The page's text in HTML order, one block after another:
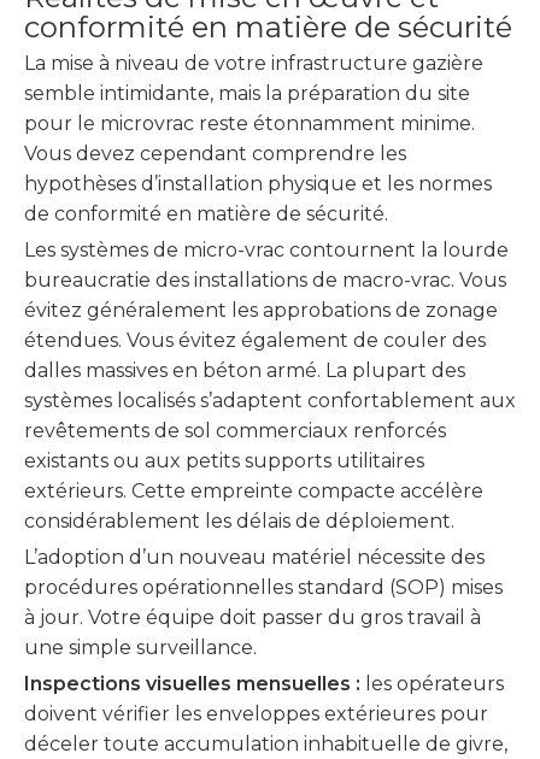
conformité en matière de sécurité
La mise à niveau de votre infrastructure gazière
semble intimidante, mais la préparation du site
pour le microvrac reste étonnamment minime.
Vous devez cependant comprendre les
hypothèses d’installation physique et les normes
de conformité en matière de sécurité.
Les systèmes de micro-vrac contournent la lourde
bureaucratie des installations de macro-vrac. Vous
évitez généralement les approbations de zonage
étendues. Vous évitez également de couler des
dalles massives en béton armé. La plupart des
systèmes localisés s’adaptent confortablement aux
revêtements de sol commerciaux renforcés
existants ou aux petits supports utilitaires
extérieurs. Cette empreinte compacte accélère
considérablement les délais de déploiement.
L’adoption d’un nouveau matériel nécessite des
procédures opérationnelles standard (SOP) mises
à jour. Votre équipe doit passer du gros travail à
une simple surveillance.
Inspections visuelles mensuelles : les opérateurs
doivent vérifier les enveloppes extérieures pour
déceler toute accumulation inhabituelle de givre,